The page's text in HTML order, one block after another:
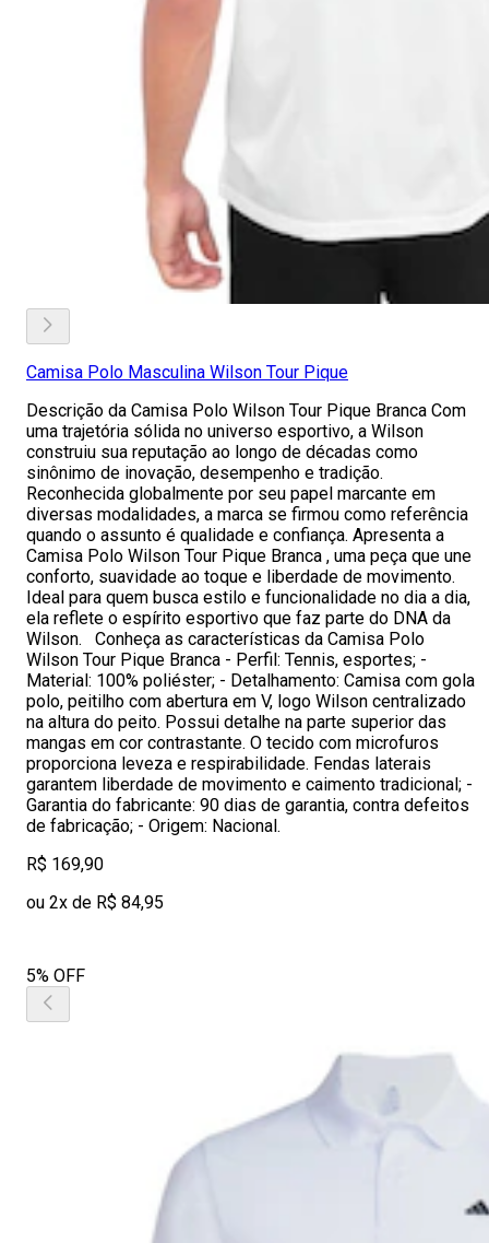
Camisa Polo Masculina Wilson Tour Pique
Descrição da Camisa Polo Wilson Tour Pique Branca Com
uma trajetória sólida no universo esportivo, a Wilson
construiu sua reputação ao longo de décadas como
sinônimo de inovação, desempenho e tradição.
Reconhecida globalmente por seu papel marcante em
diversas modalidades, a marca se firmou como referência
quando o assunto é qualidade e confiança. Apresenta a
Camisa Polo Wilson Tour Pique Branca , uma peça que une
conforto, suavidade ao toque e liberdade de movimento.
Ideal para quem busca estilo e funcionalidade no dia a dia,
ela reflete o espírito esportivo que faz parte do DNA da
Wilson. Conheça as características da Camisa Polo
Wilson Tour Pique Branca - Perfil: Tennis, esportes; -
Material: 100% poliéster; - Detalhamento: Camisa com gola
polo, peitilho com abertura em V, logo Wilson centralizado
na altura do peito. Possui detalhe na parte superior das
mangas em cor contrastante. O tecido com microfuros
proporciona leveza e respirabilidade. Fendas laterais
garantem liberdade de movimento e caimento tradicional; -
Garantia do fabricante: 90 dias de garantia, contra defeitos
de fabricação; - Origem: Nacional.
R$ 169,90
ou 2x de R$ 84,95
5% OFF